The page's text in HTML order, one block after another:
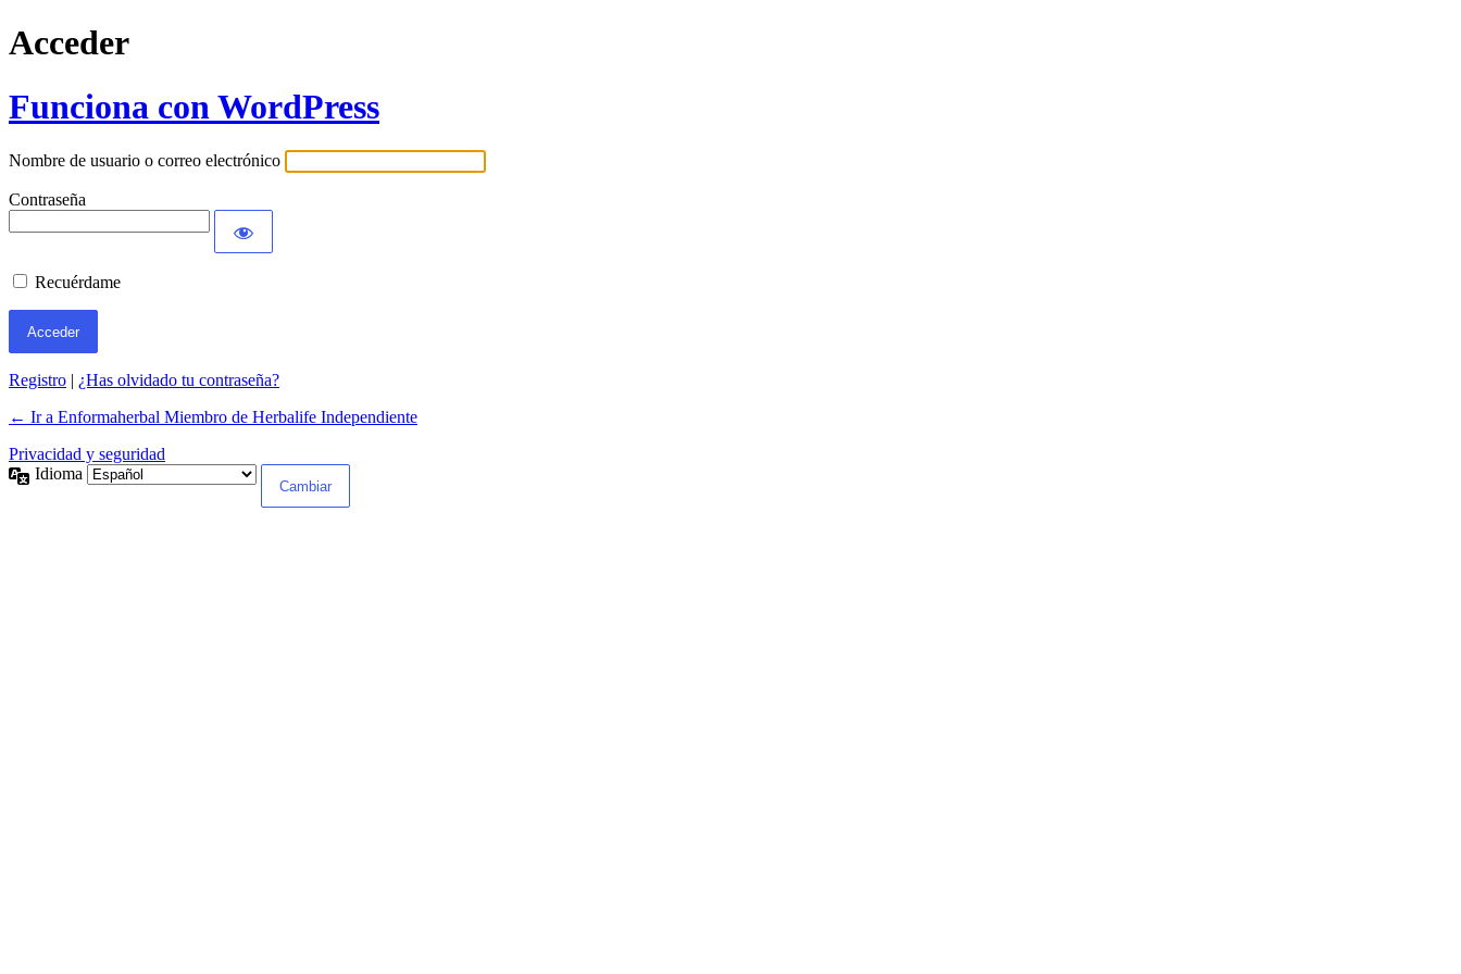
Acceder
Funciona con WordPress
Nombre de usuario o correo electrónico
Contraseña
Recuérdame
Registro | ¿Has olvidado tu contraseña?
← Ir a Enformaherbal Miembro de Herbalife Independiente
Privacidad y seguridad
Idioma